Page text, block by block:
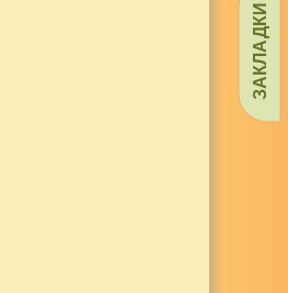
ЗАКЛАДКИ